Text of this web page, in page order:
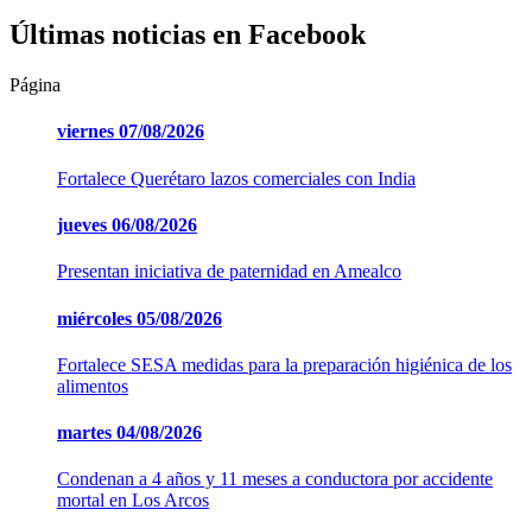
Últimas noticias en Facebook
Página
viernes 07/08/2026
Fortalece Querétaro lazos comerciales con India
jueves 06/08/2026
Presentan iniciativa de paternidad en Amealco
miércoles 05/08/2026
Fortalece SESA medidas para la preparación higiénica de los
alimentos
martes 04/08/2026
Condenan a 4 años y 11 meses a conductora por accidente
mortal en Los Arcos